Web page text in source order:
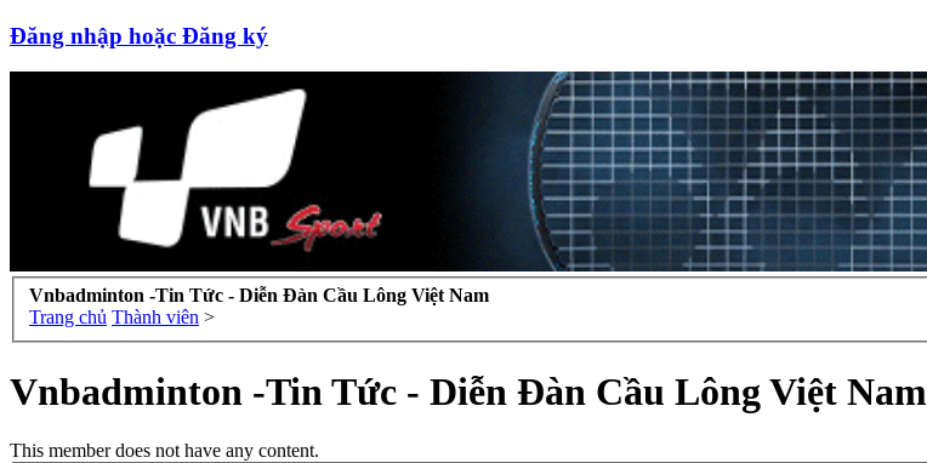
Đăng nhập hoặc Đăng ký
Vnbadminton -Tin Tức - Diễn Đàn Cầu Lông Việt Nam
Trang chủ Thành viên >
Vnbadminton -Tin Tức - Diễn Đàn Cầu Lông Việt Nam
This member does not have any content.